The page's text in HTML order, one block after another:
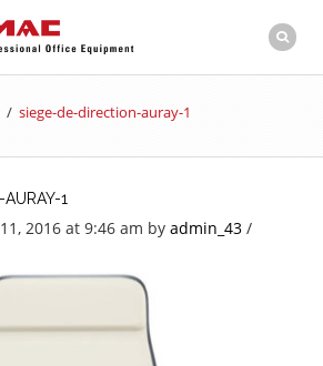
/ siege-de-direction-auray-1
1
2016 at 9:46 am by admin_43 /